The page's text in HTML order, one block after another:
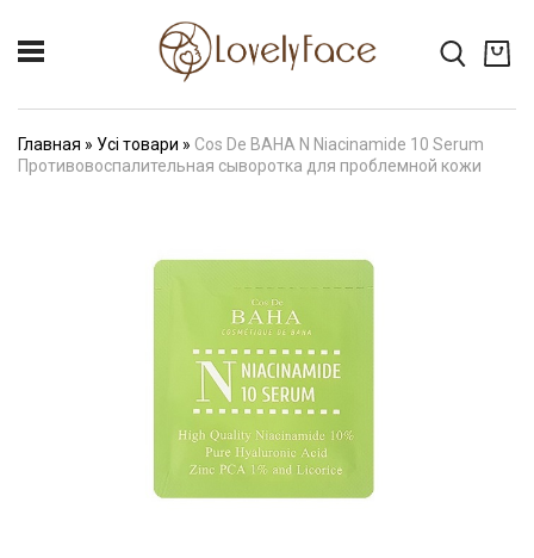
Главная » Усі товари » Cos De BAHA N Niacinamide 10 Serum
Противовоспалительная сыворотка для проблемной кожи